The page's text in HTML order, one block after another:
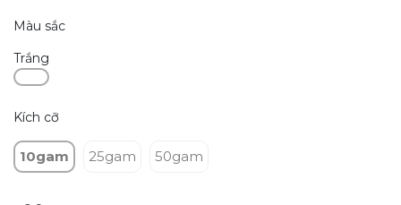
Màu sắc
Trắng
Kích cỡ
10gam 25gam 50gam